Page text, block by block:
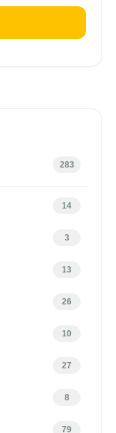
283
14
3
13
26
10
27
8
79